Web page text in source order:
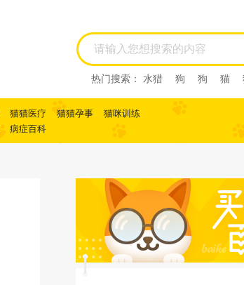
热门搜索： 水猎 狗 狗 猫
西尼
阿比西尼
缅甸猫
猫
热带草原猫 索马里猫 索
塞尔凯
土耳 土耳 雪鞋猫
毛猫
英国长毛猫 英国短毛猫
田园猫
土猫 狸花猫 狸花猫
园猫
重点色短毛猫 重点色短
法斗
拉屎 乱拉屎 加菲
猫猫医疗 猫猫孕事
猫咪训练
病症百科